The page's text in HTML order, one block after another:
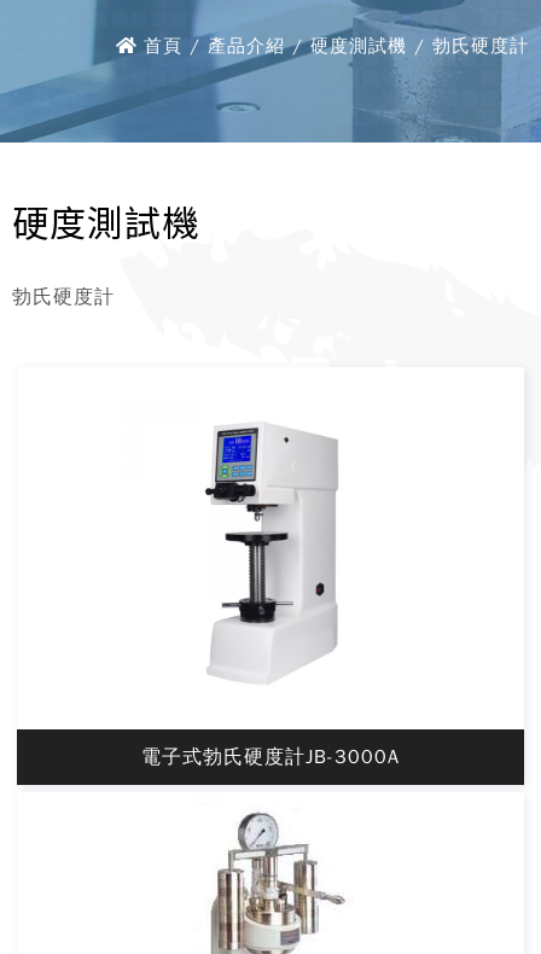
首頁 / 產品介紹 / 硬度測試機 / 勃氏硬度計
硬度測試機
勃氏硬度計
電子式勃氏硬度計JB-3000A